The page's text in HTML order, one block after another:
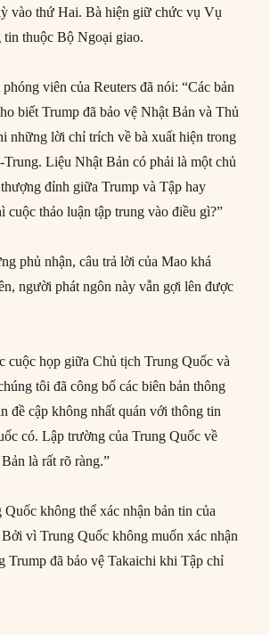
vào thứ Hai. Bà hiện giữ chức vụ Vụ
thuộc Bộ Ngoại giao.
viên của Reuters đã nói: “Các bản
biết Trump đã bảo vệ Nhật Bản và Thủ
những lời chỉ trích về bà xuất hiện trong
Liệu Nhật Bản có phải là một chủ
đỉnh giữa Trump và Tập hay
cuộc thảo luận tập trung vào điều gì?”
phủ nhận, câu trả lời của Mao khá
người phát ngôn này vẫn gợi lên được
cuộc họp giữa Chủ tịch Trung Quốc và
tôi đã công bố các biên bản thông
đề cập không nhất quán với thông tin
có. Lập trường của Trung Quốc về
là rất rõ ràng.”
Quốc không thể xác nhận bản tin của
Bởi vì Trung Quốc không muốn xác nhận
Trump đã bảo vệ Takaichi khi Tập chỉ